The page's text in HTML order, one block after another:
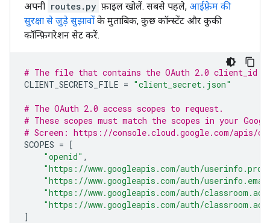
अपनी routes.py फ़ाइल खोलें. सबसे पहले, आईफ़्रेम की
सुरक्षा से जुड़े सुझावों के मुताबिक, कुछ कॉन्स्टेंट और कुकी
कॉन्फ़िगरेशन सेट करें.
# The file that contains the OAuth 2.0 client_id
CLIENT_SECRETS_FILE = "client_secret.json"
# The OAuth 2.0 access scopes to request.
# These scopes must match the scopes in your
# Screen: https://console.cloud.google.com/apis/
SCOPES = [
"openid" ,
"https://www.googleapis.com/auth/
"https://www.googleapis.com/auth/
"https://www.googleapis.com/auth/
"https://www.googleapis.com/auth/
]